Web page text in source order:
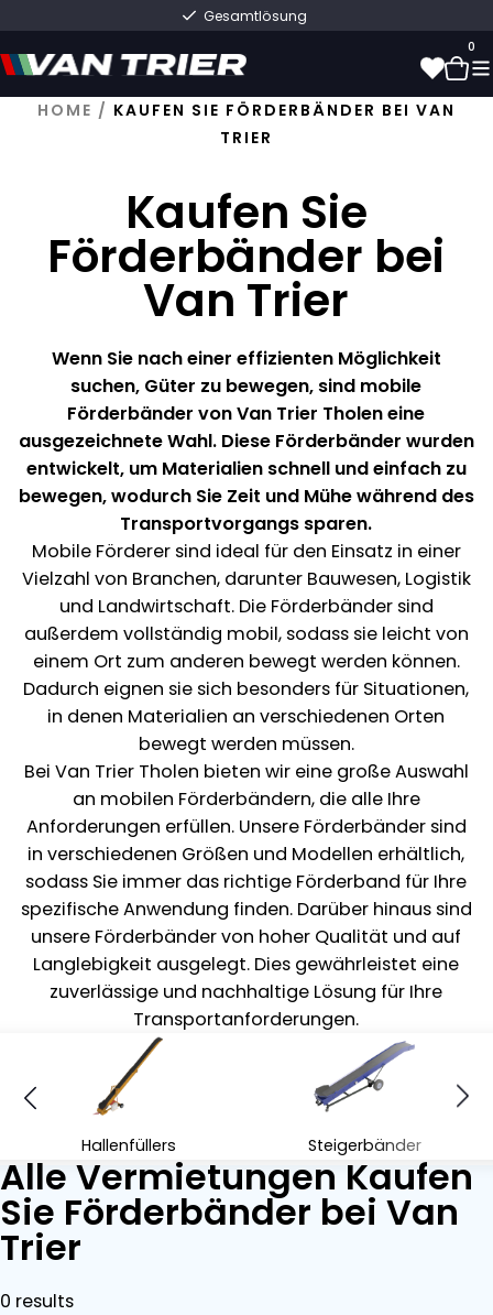
Gesamtlösung
0
HOME / KAUFEN SIE FÖRDERBÄNDER BEI VAN
TRIER
Kaufen Sie
Förderbänder bei
Van Trier
Wenn Sie nach einer effizienten Möglichkeit
suchen, Güter zu bewegen, sind mobile
Förderbänder von Van Trier Tholen eine
ausgezeichnete Wahl. Diese Förderbänder wurden
entwickelt, um Materialien schnell und einfach zu
bewegen, wodurch Sie Zeit und Mühe während des
Transportvorgangs sparen.
Mobile Förderer sind ideal für den Einsatz in einer
Vielzahl von Branchen, darunter Bauwesen, Logistik
und Landwirtschaft. Die Förderbänder sind
außerdem vollständig mobil, sodass sie leicht von
einem Ort zum anderen bewegt werden können.
Dadurch eignen sie sich besonders für Situationen,
in denen Materialien an verschiedenen Orten
bewegt werden müssen.
Bei Van Trier Tholen bieten wir eine große Auswahl
an mobilen Förderbändern, die alle Ihre
Anforderungen erfüllen. Unsere Förderbänder sind
in verschiedenen Größen und Modellen erhältlich,
sodass Sie immer das richtige Förderband für Ihre
spezifische Anwendung finden. Darüber hinaus sind
unsere Förderbänder von hoher Qualität und auf
Langlebigkeit ausgelegt. Dies gewährleistet eine
zuverlässige und nachhaltige Lösung für Ihre
Transportanforderungen.
Hallenfüllers Steigerbänder
Alle Vermietungen Kaufen
Sie Förderbänder bei Van
Trier
0 results